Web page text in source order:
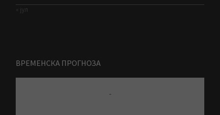
« јул
ВРЕМЕНСКА ПРОГНОЗА
-